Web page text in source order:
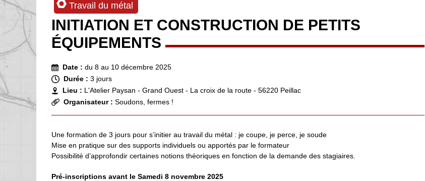
Travail du métal
INITIATION ET CONSTRUCTION DE PETITS
ÉQUIPEMENTS
Date : du 8 au 10 décembre 2025
Durée : 3 jours
Lieu : L'Atelier Paysan - Grand Ouest - La croix de la route - 56220 Peillac
Organisateur : Soudons, fermes !
Une formation de 3 jours pour s’initier au travail du métal : je coupe, je perce, je soude
Mise en pratique sur des supports individuels ou apportés par le formateur
Possibilité d’approfondir certaines notions théoriques en fonction de la demande des stagiaires.
Pré-inscriptions avant le Samedi 8 novembre 2025